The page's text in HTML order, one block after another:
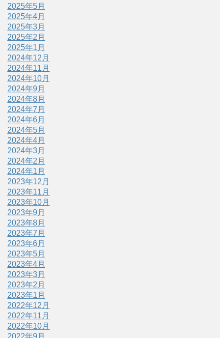
2025年5月
2025年4月
2025年3月
2025年2月
2025年1月
2024年12月
2024年11月
2024年10月
2024年9月
2024年8月
2024年7月
2024年6月
2024年5月
2024年4月
2024年3月
2024年2月
2024年1月
2023年12月
2023年11月
2023年10月
2023年9月
2023年8月
2023年7月
2023年6月
2023年5月
2023年4月
2023年3月
2023年2月
2023年1月
2022年12月
2022年11月
2022年10月
2022年9月